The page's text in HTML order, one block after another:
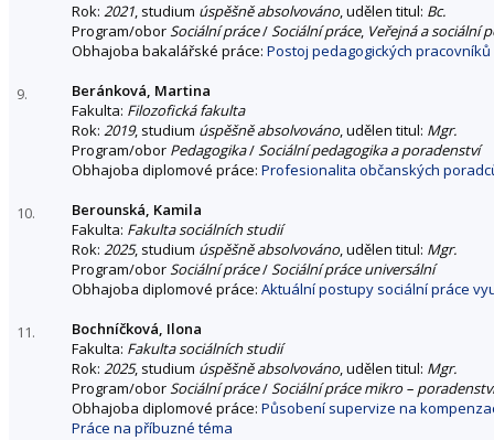
Rok: 2021, studium úspěšně absolvováno, udělen titul: Bc.
Program/oborSociální práce/Sociální práce, Veřejná a sociální
Obhajoba bakalářské práce: Postoj pedagogických
9.
Beránková, Martina
Fakulta: Filozofická fakulta
Rok: 2019, studium úspěšně absolvováno, udělen titul: Mgr.
Program/obor Pedagogika/Sociální pedagogika a poradenství
Obhajoba diplomové práce: Profesionalita občanských
10.
Berounská, Kamila
Fakulta: Fakulta sociálních studií
Rok: 2025, studium úspěšně absolvováno, udělen titul: Mgr.
Program/oborSociální práce/Sociální práce universální
Obhajoba diplomové práce: Aktuální postupy sociální práce
11.
Bochníčková, Ilona
Fakulta: Fakulta sociálních studií
Rok: 2025, studium úspěšně absolvováno, udělen titul: Mgr.
Program/oborSociální práce/Sociální práce mikro – poradenství
Obhajoba diplomové práce: Působení supervize na
Práce na příbuzné téma